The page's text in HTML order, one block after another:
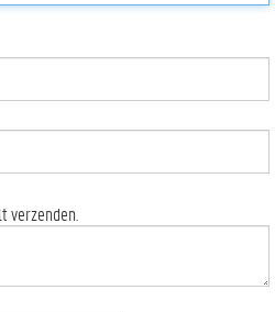
verzenden.